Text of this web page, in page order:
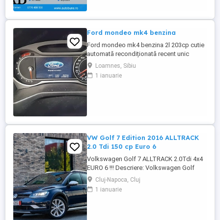
Ford mondeo mk4 benzina
Ford mondeo mk4 benzina 2l 203cp cutie
automată recondiționată recent unic
proprietar estetic 8 10 cu mici defecte
specifice vârstei cutia dotări toate
funcționale se oferă fiscal preț negociabil
Loamnes, Sibiu
1 ianuarie
VW Golf 7 Edition 2016 ALLTRACK
2.0 Tdi 150 cp Euro 6
Volkswagen Golf 7 ALLTRACK 2.0Tdi 4x4
EURO 6 !!! Descriere: Volkswagen Golf
Alltrack 2016, o mașină care îmbină
perfect performanța unui motor de 2.0 TDI
(150CP) cu eficiența și confortul premium.
Cluj-Napoca, Cluj
1 ianuarie